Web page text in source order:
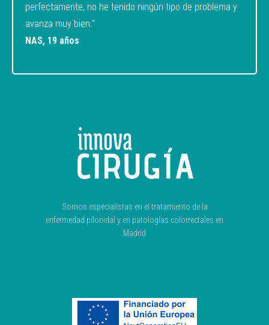
perfectamente, no he tenido ningún tipo de problema y
avanza muy bien."
NAS, 19 años
Somos especialistas en el tratamiento de la
enfermedad pilonidal y en patologías colorrectales en
Madrid